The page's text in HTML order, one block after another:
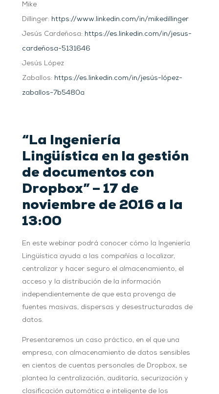
Mike
Dillinger: https://www.linkedin.com/in/mikedillinger
Jesús Cardeñosa: https://es.linkedin.com/in/jesus-
cardeñosa-5131646
Jesús López
Zaballos: https://es.linkedin.com/in/jesús-lópez-
zaballos-7b5480a
“La Ingeniería
Lingüística en la gestión
de documentos con
Dropbox” – 17 de
noviembre de 2016 a la
13:00
En este webinar podrá conocer cómo la Ingeniería
Lingüística ayuda a las compañías a localizar,
centralizar y hacer seguro el almacenamiento, el
acceso y la distribución de la información
independientemente de que esta provenga de
fuentes masivas, dispersas y desestructuradas de
datos.
Presentaremos un caso práctico, en el que una
empresa, con almacenamiento de datos sensibles
en cientos de cuentas personales de Dropbox, se
plantea la centralización, auditaría, securización y
clasificación automática e inteligente de los